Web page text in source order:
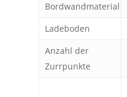
Bordwandmaterial
Ladeboden
Anzahl der
Zurrpunkte